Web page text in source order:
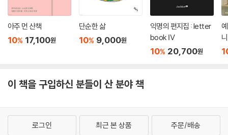
아주 먼 산책
10% 17,100원
단순한 삶
10% 9,000원
익명의 편지집 : letter
book Ⅳ
10% 20,700원
이 책을 구입하신 분들이 산 분야 책
로그인 최근 본 상품 주문/배송